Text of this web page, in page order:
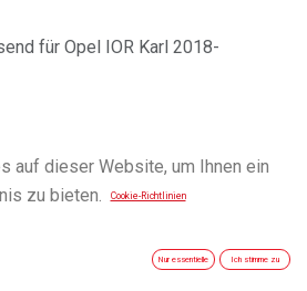
für Opel IOR Karl 2018-
auf dieser Website, um Ihnen ein
zu bieten.
Cookie-Richtlinien
Nur essentielle Ich stimme zu